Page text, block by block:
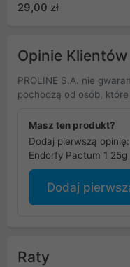
(opakowanie 40 szt)
29,00 zł
Opinie Klientów
PROLINE S.A. nie
pochodzą od osób, które
Masz ten produkt?
Dodaj pierwszą
Endorfy Pactum 1 25g
Dodaj
Raty